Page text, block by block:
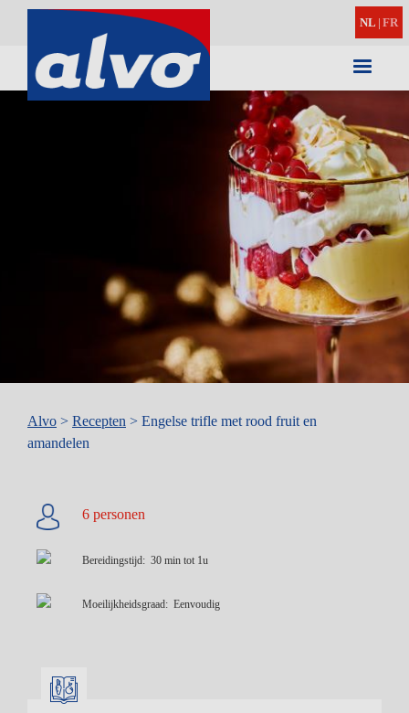
NL | FR
Kruimelpad
Alvo > Recepten > Engelse trifle met rood fruit en
amandelen
Bereidingstijd 30 min tot 1u
Moeilijkheidsgraad Eenvoudig